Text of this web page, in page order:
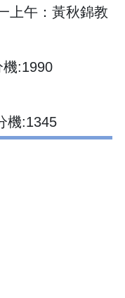
上午：黃秋錦教
機:1990
機:1345